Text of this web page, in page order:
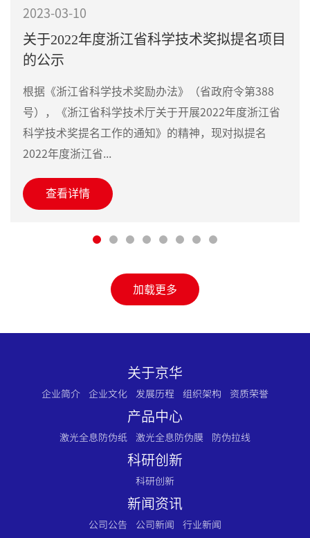
2023-03-10
关于2022年度浙江省科学技术奖拟提名项目
的公示
根据《浙江省科学技术奖励办法》（省政府令第388
号），《浙江省科学技术厅关于开展2022年度浙江省
科学技术奖提名工作的通知》的精神，现对拟提名
2022年度浙江省...
查看详情
加载更多
关于京华
企业简介 企业文化 发展历程 组织架构
资质荣誉
产品中心
激光全息防伪纸 激光全息防伪膜
防伪拉线
科研创新
科研创新
新闻资讯
公司公告
公司新闻 行业新闻